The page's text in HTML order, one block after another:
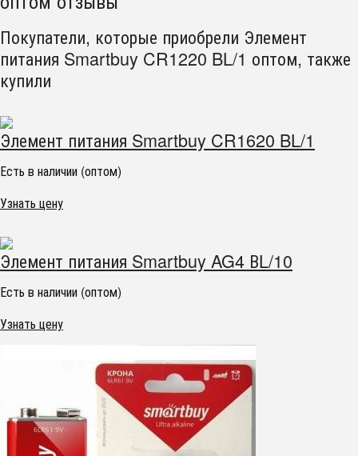
Покупатели, которые приобрели Элемент
питания Smartbuy CR1220 BL/1 оптом, также
купили
Элемент питания Smartbuy CR1620 BL/1
Есть в наличии (оптом)
Узнать цену
Элемент питания Smartbuy AG4 ВL/10
Есть в наличии (оптом)
Узнать цену